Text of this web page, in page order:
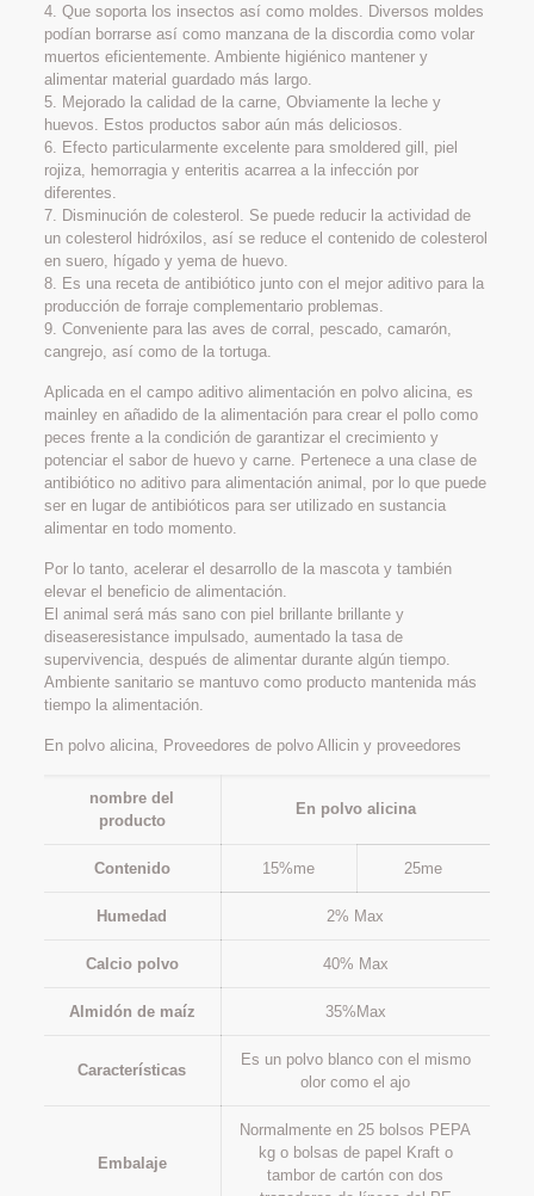
4. Que soporta los insectos así como moldes. Diversos moldes
podían borrarse así como manzana de la discordia como volar
muertos eficientemente. Ambiente higiénico mantener y
alimentar material guardado más largo.
5. Mejorado la calidad de la carne, Obviamente la leche y
huevos. Estos productos sabor aún más deliciosos.
6. Efecto particularmente excelente para smoldered gill, piel
rojiza, hemorragia y enteritis acarrea a la infección por
diferentes.
7. Disminución de colesterol. Se puede reducir la actividad de
un colesterol hidróxilos, así se reduce el contenido de colesterol
en suero, hígado y yema de huevo.
8. Es una receta de antibiótico junto con el mejor aditivo para la
producción de forraje complementario problemas.
9. Conveniente para las aves de corral, pescado, camarón,
cangrejo, así como de la tortuga.
Aplicada en el campo aditivo alimentación en polvo alicina, es
mainley en añadido de la alimentación para crear el pollo como
peces frente a la condición de garantizar el crecimiento y
potenciar el sabor de huevo y carne. Pertenece a una clase de
antibiótico no aditivo para alimentación animal, por lo que puede
ser en lugar de antibióticos para ser utilizado en sustancia
alimentar en todo momento.
Por lo tanto, acelerar el desarrollo de la mascota y también
elevar el beneficio de alimentación.
El animal será más sano con piel brillante brillante y
diseaseresistance impulsado, aumentado la tasa de
supervivencia, después de alimentar durante algún tiempo.
Ambiente sanitario se mantuvo como producto mantenida más
tiempo la alimentación.
En polvo alicina, Proveedores de polvo Allicin y proveedores
nombre del
producto
En polvo alicina
Contenido 15%me 25me
Humedad 2% Max
Calcio polvo 40% Max
Almidón de maíz 35%Max
Características
Es un polvo blanco con el mismo
olor como el ajo
Embalaje
Normalmente en 25 bolsos PEPA
kg o bolsas de papel Kraft o
tambor de cartón con dos